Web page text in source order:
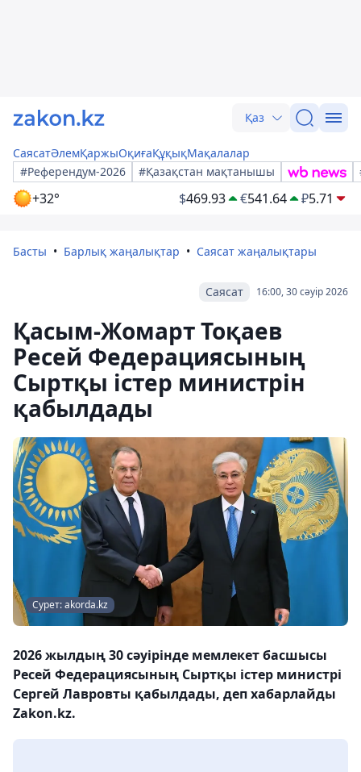
Қаз
СаясатӘлемҚаржыОқиғаҚұқықМақалалар
#Референдум-2026
#Қазақстан мақтанышы
+32° $469.93 €541.64 ₽5.71
Басты Барлық жаңалықтар Саясат жаңалықтары
16:00, 30 сәуір 2026
Саясат
Қасым-Жомарт Тоқаев
Ресей Федерациясының
Сыртқы істер министрін
қабылдады
Сурет: akorda.kz
2026 жылдың 30 сәуірінде мемлекет басшысы
Ресей Федерациясының Сыртқы істер министрі
Сергей Лавровты қабылдады, деп хабарлайды
Zakon.kz.